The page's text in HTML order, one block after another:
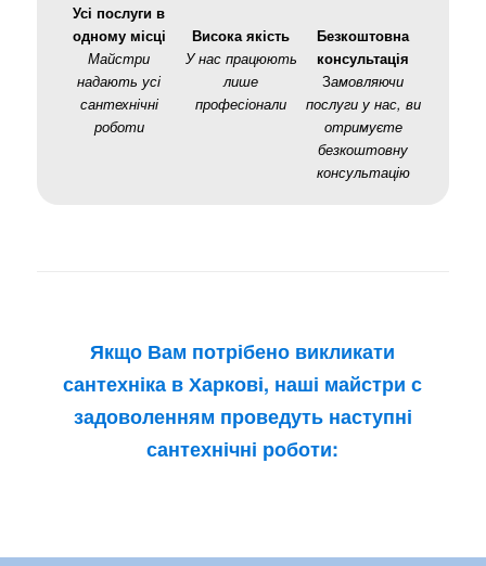
Усі послуги в
одному місці
Майстри
надають усі
сантехнічні
роботи
Висока якість
У нас працюють
лише
професіонали
Безкоштовна
консультація
Замовляючи
послуги у нас, ви
отримуєте
безкоштовну
консультацію
Якщо Вам потрібено викликати
сантехніка в Харкові, наші майстри с
задоволенням проведуть наступні
сантехнічні роботи: